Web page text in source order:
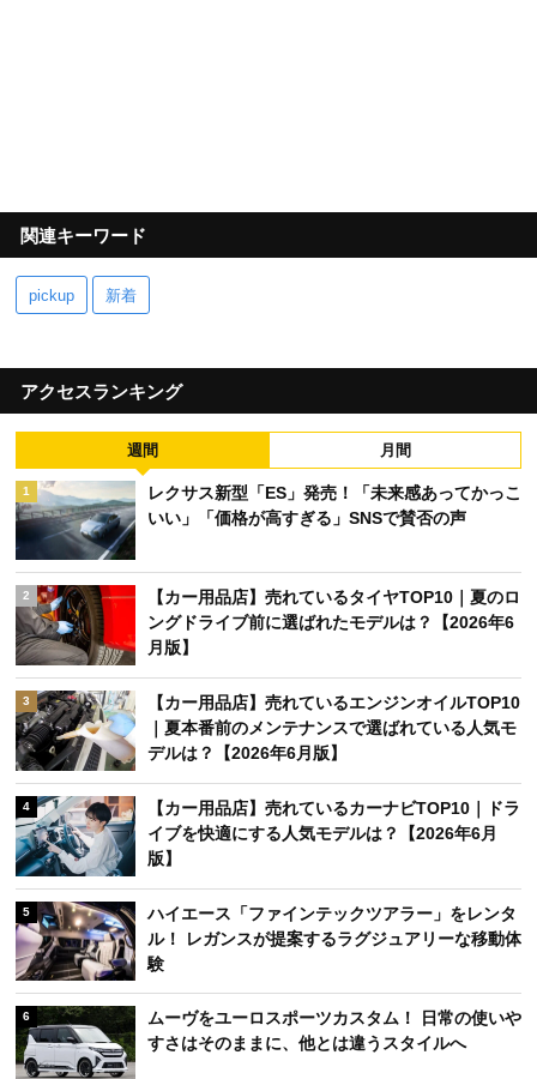
関連キーワード
pickup 新着
アクセスランキング
週間 月間
1
レクサス新型「ES」発売！「未来感あってかっこ
いい」「価格が高すぎる」SNSで賛否の声
2
【カー用品店】売れているタイヤTOP10｜夏のロ
ングドライブ前に選ばれたモデルは？【2026年6
月版】
3
【カー用品店】売れているエンジンオイルTOP10
｜夏本番前のメンテナンスで選ばれている人気モ
デルは？【2026年6月版】
4
【カー用品店】売れているカーナビTOP10｜ドラ
イブを快適にする人気モデルは？【2026年6月
版】
5
ハイエース「ファインテックツアラー」をレンタ
ル！ レガンスが提案するラグジュアリーな移動体
験
6
ムーヴをユーロスポーツカスタム！ 日常の使いや
すさはそのままに、他とは違うスタイルへ